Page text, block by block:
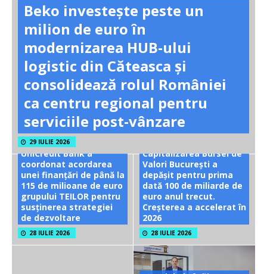
Beko investește peste un
milion de euro în
modernizarea HUB-ului
logistic din Căteasca și
consolidează rolul României
ca centru regional pentru
serviciile post-vânzare
29 IULIE 2026
UniCredit Bank a
coordonat acordarea
unei finanțări de până la
115 de milioane de euro
grupului TEILOR pentru
susținerea strategiei
de dezvoltare
28 IULIE 2026
Capitalizarea Bursei de
Valori București a
depășit pentru prima
dată 100 de miliarde de
euro anul trecut.
Creșterea a accelerat în
2026
28 IULIE 2026